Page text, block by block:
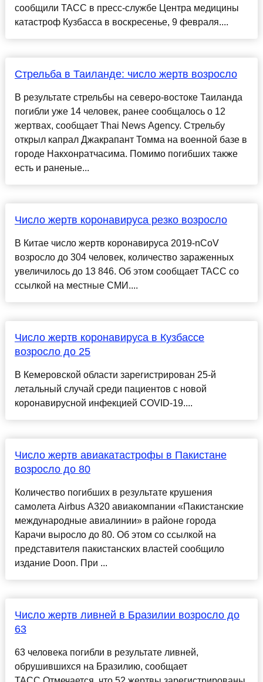
сообщили ТАСС в пресс-службе Центра медицины
катастроф Кузбасса в воскресенье, 9 февраля....
Стрельба в Таиланде: число жертв возросло
В результате стрельбы на северо-востоке Таиланда
погибли уже 14 человек, ранее сообщалось о 12
жертвах, сообщает Thai News Agency. Стрельбу
открыл капрал Джакрапант Томма на военной базе в
городе Накхонратчасима. Помимо погибших также
есть и раненые...
Число жертв коронавируса резко возросло
В Китае число жертв коронавируса 2019-nCoV
возросло до 304 человек, количество зараженных
увеличилось до 13 846. Об этом сообщает ТАСС со
ссылкой на местные СМИ....
Число жертв коронавируса в Кузбассе
возросло до 25
В Кемеровской области зарегистрирован 25-й
летальный случай среди пациентов с новой
коронавирусной инфекцией COVID-19....
Число жертв авиакатастрофы в Пакистане
возросло до 80
Количество погибших в результате крушения
самолета Airbus A320 авиакомпании «Пакистанские
международные авиалинии» в районе города
Карачи выросло до 80. Об этом со ссылкой на
представителя пакистанских властей сообщило
издание Doon. При ...
Число жертв ливней в Бразилии возросло до
63
63 человека погибли в результате ливней,
обрушившихся на Бразилию, сообщает